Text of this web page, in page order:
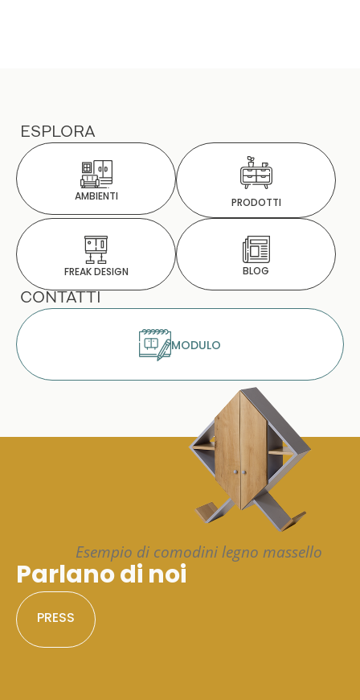
ESPLORA
AMBIENTI
PRODOTTI
FREAK DESIGN BLOG
CONTATTI
MODULO
Esempio di comodini legno massello
Parlano di noi
PRESS